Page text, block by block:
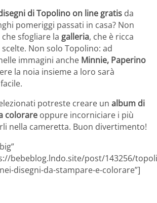
di Topolino on line gratis da
pomeriggi passati in casa? Non
sfogliare la galleria, che è ricca
Non solo Topolino: ad
immagini anche Minnie, Paperino
la noia insieme a loro sarà
potreste creare un album di
colorare oppure incorniciare i più
nella cameretta. Buon divertimento!
bebeblog.lndo.site/post/143256/
disegni-da-stampare-e-colorare”]